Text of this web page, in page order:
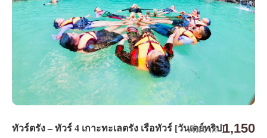
ทัวร์ตรัง – ทัวร์ 4 เกาะทะเลตรัง เรือทัวร์ [วันเดย์ทริป]
เริ่มจาก 1,150